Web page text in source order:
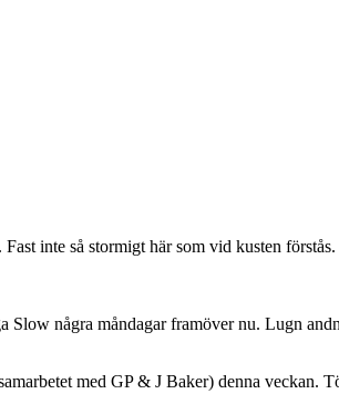
inte så stormigt här som vid kusten
Slow några måndagar framöver nu. Lugn
med GP & J Baker) denna veckan.